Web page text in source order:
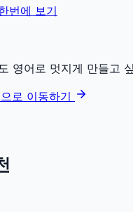
번에 보기
영어로 멋지게 만들고
로 이동하기